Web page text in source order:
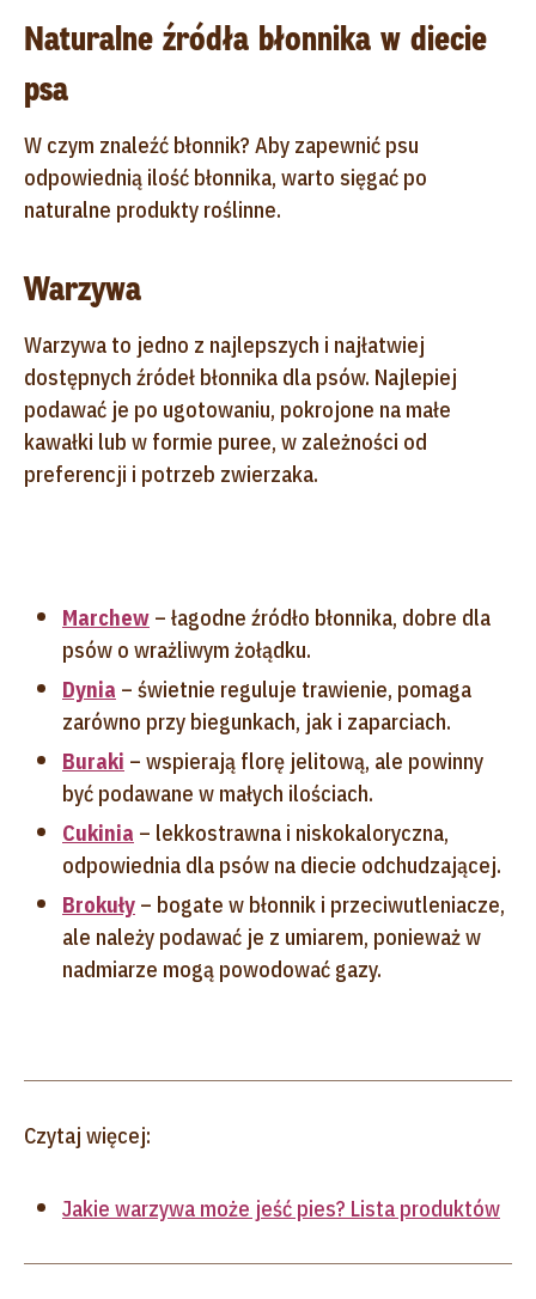
Naturalne źródła błonnika w diecie
psa
W czym znaleźć błonnik? Aby zapewnić psu
odpowiednią ilość błonnika, warto sięgać po
naturalne produkty roślinne.
Warzywa
Warzywa to jedno z najlepszych i najłatwiej
dostępnych źródeł błonnika dla psów. Najlepiej
podawać je po ugotowaniu, pokrojone na małe
kawałki lub w formie puree, w zależności od
preferencji i potrzeb zwierzaka.
Marchew – łagodne źródło błonnika, dobre dla
psów o wrażliwym żołądku.
Dynia – świetnie reguluje trawienie, pomaga
zarówno przy biegunkach, jak i zaparciach.
Buraki – wspierają florę jelitową, ale powinny
być podawane w małych ilościach.
Cukinia – lekkostrawna i niskokaloryczna,
odpowiednia dla psów na diecie odchudzającej.
Brokuły – bogate w błonnik i przeciwutleniacze,
ale należy podawać je z umiarem, ponieważ w
nadmiarze mogą powodować gazy.
Czytaj więcej:
Jakie warzywa może jeść pies? Lista produktów